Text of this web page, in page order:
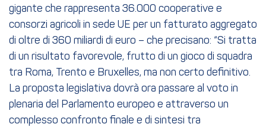
gigante che rappresenta 36.000 cooperative e
consorzi agricoli in sede UE per un fatturato aggregato
di oltre di 360 miliardi di euro – che precisano: “Si tratta
di un risultato favorevole, frutto di un gioco di squadra
tra Roma, Trento e Bruxelles, ma non certo definitivo.
La proposta legislativa dovrà ora passare al voto in
plenaria del Parlamento europeo e attraverso un
complesso confronto finale e di sintesi tra